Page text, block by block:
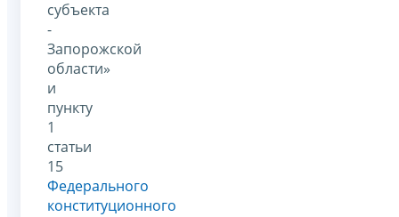
субъекта
-
Запорожской
области»
и
пункту
1
статьи
15
Федерального
конституционного